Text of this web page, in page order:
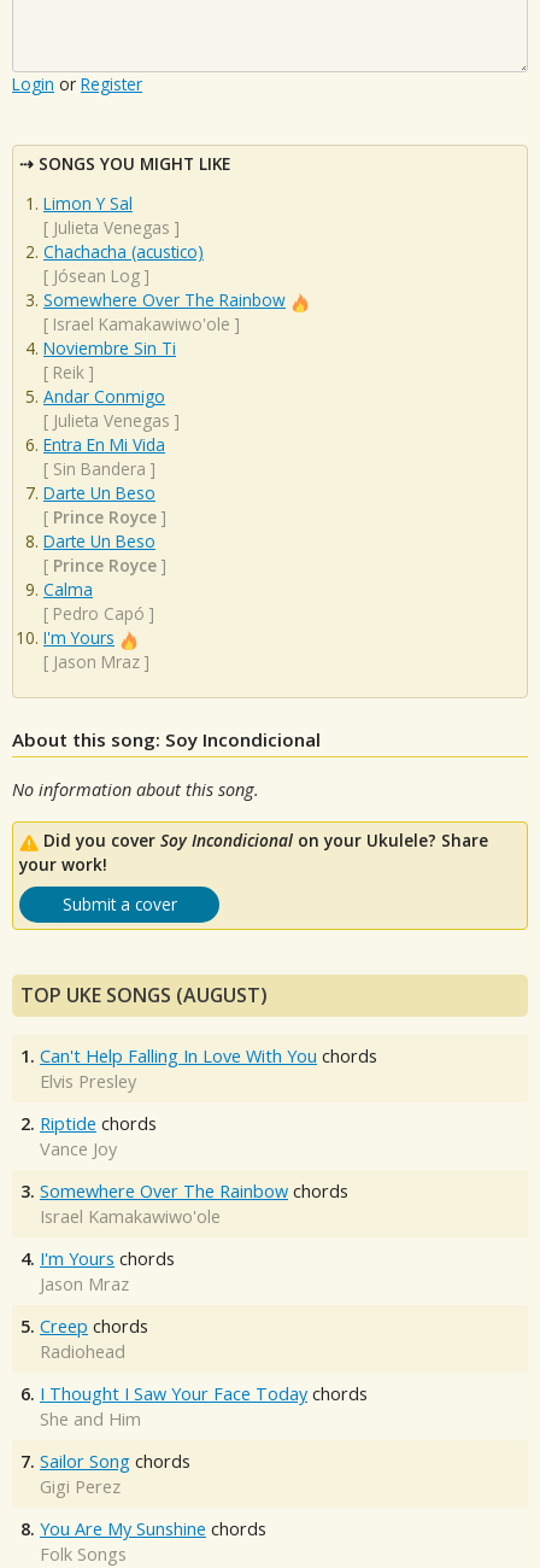
Login or Register
SONGS YOU MIGHT LIKE
Limon Y Sal
[ Julieta Venegas ]
Chachacha (acustico)
[ Jósean Log ]
Somewhere Over The Rainbow
[ Israel Kamakawiwo'ole ]
Noviembre Sin Ti
[ Reik ]
Andar Conmigo
[ Julieta Venegas ]
Entra En Mi Vida
[ Sin Bandera ]
Darte Un Beso
[ Prince Royce ]
Darte Un Beso
[ Prince Royce ]
Calma
[ Pedro Capó ]
I'm Yours
[ Jason Mraz ]
About this song: Soy Incondicional
No information about this song.
Did you cover Soy Incondicional on your Ukulele? Share
your work!
Submit a cover
TOP UKE SONGS (AUGUST)
1. Can't Help Falling In Love With You chords
Elvis Presley
2. Riptide chords
Vance Joy
3. Somewhere Over The Rainbow chords
Israel Kamakawiwo'ole
4. I'm Yours chords
Jason Mraz
5. Creep chords
Radiohead
6. I Thought I Saw Your Face Today chords
She and Him
7. Sailor Song chords
Gigi Perez
8. You Are My Sunshine chords
Folk Songs